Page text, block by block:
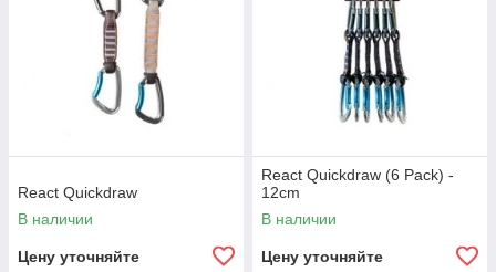
React Quickdraw
В наличии
Цену уточняйте
React Quickdraw (6 Pack) -
12cm
В наличии
Цену уточняйте